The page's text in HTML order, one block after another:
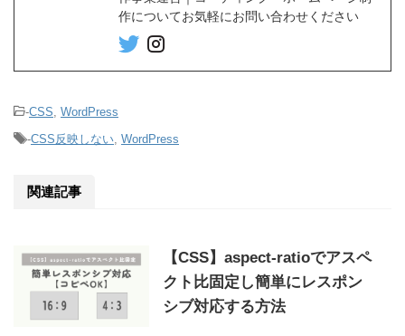
作についてお気軽にお問い合わせください
-CSS WordPress
-CSS反映しない WordPress
関連記事
【CSS】aspect-ratioでアスペ
クト比固定し簡単にレスポン
シブ対応する方法